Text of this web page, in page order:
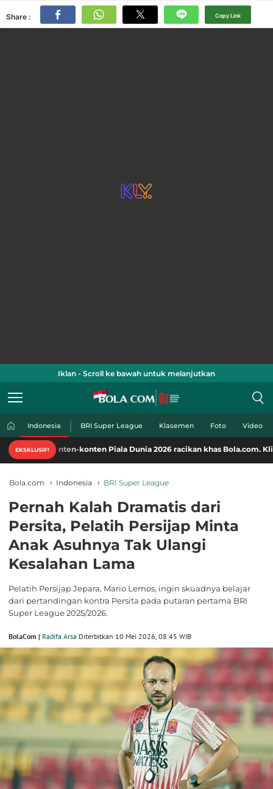
Share : Copy Link
Iklan - Scroll ke bawah untuk melanjutkan
Indonesia BRI Super League Klasemen Foto Video
EKSKLUSIF!
konten Piala Dunia 2026 racikan khas Bola.com. Klik di sini!
Bola.com Indonesia BRI Super League
Pernah Kalah Dramatis dari
Persita, Pelatih Persijap Minta
Anak Asuhnya Tak Ulangi
Kesalahan Lama
Pelatih Persijap Jepara, Mario Lemos, ingin skuadnya belajar
dari pertandingan kontra Persita pada putaran pertama BRI
Super League 2025/2026.
BolaCom | Radifa Arsa Diterbitkan 10 Mei 2026, 08:45 WIB